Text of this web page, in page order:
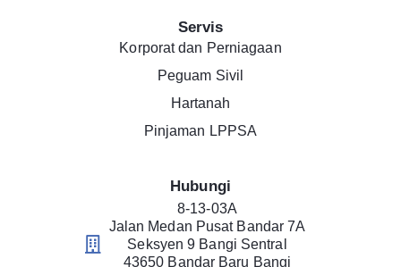
Servis
Korporat dan Perniagaan
Peguam Sivil
Hartanah
Pinjaman LPPSA
Hubungi
8-13-03A
Jalan Medan Pusat Bandar 7A
Seksyen 9 Bangi Sentral
43650 Bandar Baru Bangi